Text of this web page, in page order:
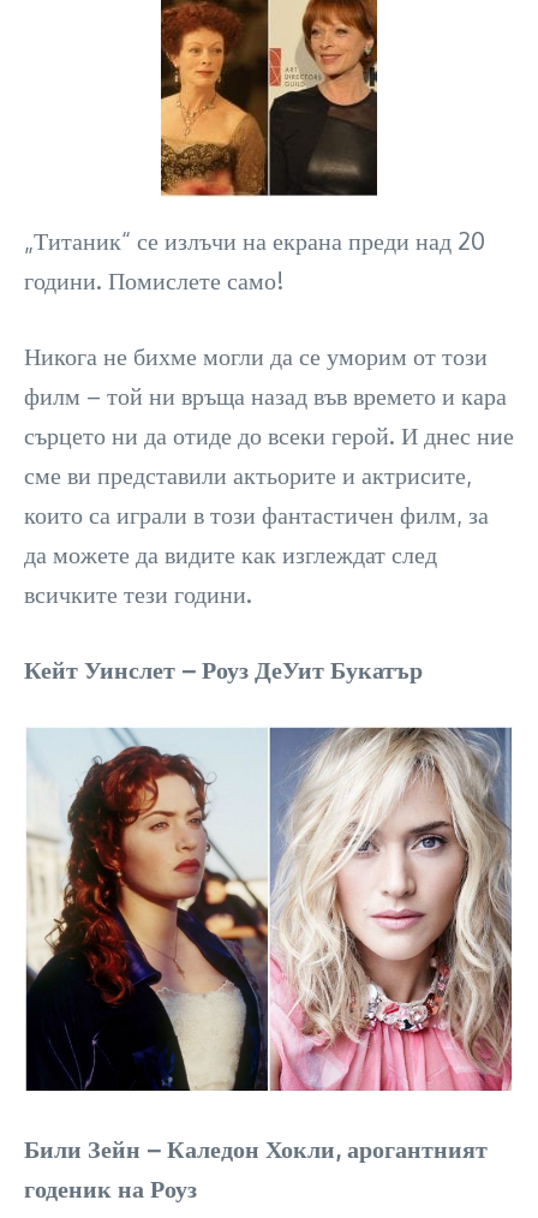
„Титаник“ се излъчи на екрана преди над 20
години. Помислете само!
Никога не бихме могли да се уморим от този
филм – той ни връща назад във времето и кара
сърцето ни да отиде до всеки герой. И днес ние
сме ви представили актьорите и актрисите,
които са играли в този фантастичен филм, за
да можете да видите как изглеждат след
всичките тези години.
Кейт Уинслет – Роуз ДеУит Букатър
Били Зейн – Каледон Хокли, арогантният
годеник на Роуз